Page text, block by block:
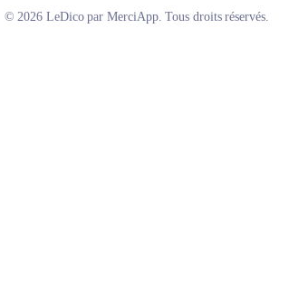
© 2026 LeDico par MerciApp. Tous droits réservés.